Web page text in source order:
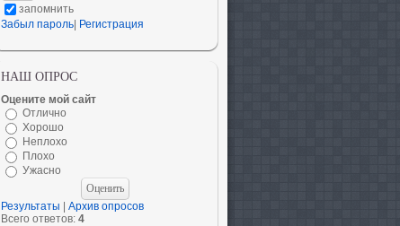
запомнить
Забыл пароль Регистрация
НАШ ОПРОС
Оцените мой сайт
Отлично
Хорошо
Неплохо
Плохо
Ужасно
Результаты
Архив опросов
Всего ответов: 4